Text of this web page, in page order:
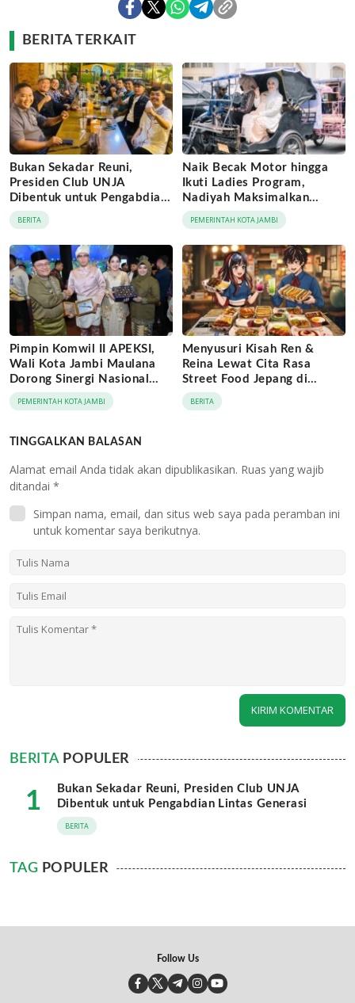
BERITA TERKAIT
Bukan Sekadar Reuni,
Presiden Club UNJA
Dibentuk untuk Pengabdian
Lintas Generasi
BERITA
Naik Becak Motor hingga
Ikuti Ladies Program,
Nadiyah Maksimalkan
Momentum Rakernas
APEKSI di Medan
PEMERINTAH KOTA JAMBI
Pimpin Komwil II APEKSI,
Wali Kota Jambi Maulana
Dorong Sinergi Nasional
Antar-Kota
PEMERINTAH KOTA JAMBI
Menyusuri Kisah Ren &
Reina Lewat Cita Rasa
Street Food Jepang di
Jaringan Archipelago Hotels
BERITA
TINGGALKAN BALASAN
Alamat email Anda tidak akan dipublikasikan. Ruas yang wajib
ditandai *
Simpan nama, email, dan situs web saya pada peramban ini
untuk komentar saya berikutnya.
BERITAPOPULER
1
Bukan Sekadar Reuni, Presiden Club UNJA
Dibentuk untuk Pengabdian Lintas Generasi
BERITA
TAG POPULER
Follow Us